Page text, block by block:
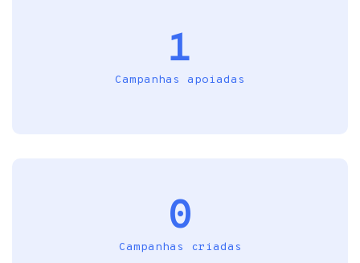
1
Campanhas apoiadas
0
Campanhas criadas